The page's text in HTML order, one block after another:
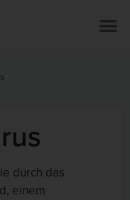
durch das
einem